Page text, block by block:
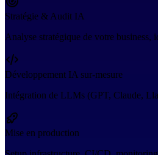
Stratégie & Audit IA
Analyse stratégique de votre
Développement IA sur-mesure
Intégration de LLMs (GPT, Claude,
Mise en production